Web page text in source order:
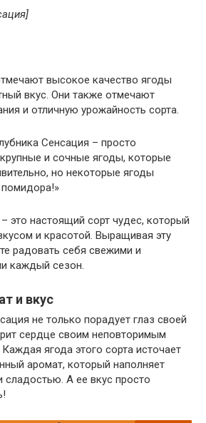
высокое качество ягоды
вкус. Они также отмечают
и отличную урожайность сорта.
Сенсация – просто
и сочные ягоды, которые
но некоторые ягоды
это настоящий сорт чудес, который
и красотой. Выращивая эту
радовать себя свежими и
каждый сезон.
и вкус
не только порадует глаз своей
сердце своим неповторимым
ягода этого сорта источает
аромат, который наполняет
сладостью. А ее вкус просто